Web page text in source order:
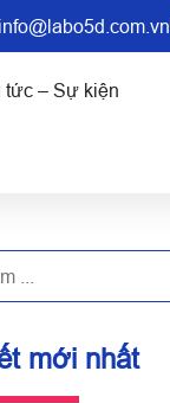
info@labo5d.com.vn
tức – Sự kiện
mới nhất